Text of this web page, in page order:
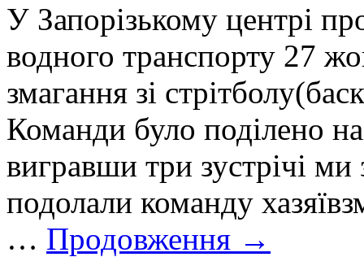
У Запорізькому центрі
водного транспорту 27
змагання зі
Команди було поділено
вигравши три зустрічі
подолали команду
… Продовження →